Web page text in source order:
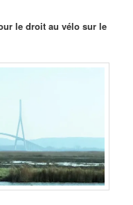
le droit au vélo sur le